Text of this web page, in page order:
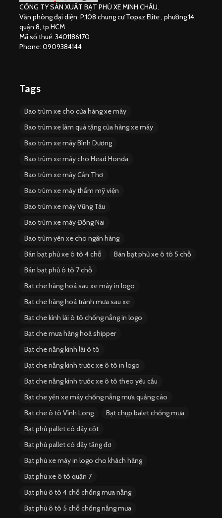
CÔNG TY SẢN XUẤT BẠT PHỦ XE MINH CHÂU.
Văn phòng đại diện: P.108 chung cư Topaz Elite , phường 14,
quận 8, tp.HCM
Mã số thuế: 3401186170
Phone: 0909384144
Tags
Bao trùm xe cho cửa hàng xe máy
Bao trùm xe làm quà tặng của hàng xe máy
Bao trùm xe máy Bình Dương
Bao trùm xe máy cho Head Honda
Bao trùm xe máy Cần Thơ
Bao trùm xe máy thẩm mỹ viện
Bao trùm xe máy Vũng Tàu
Bao trùm xe máy Đồng Nai
Bao trùm yên xe cho ngân hàng
Bán bạt phủ xe ô tô 4 chỗ
Bán bạt phủ xe ô tô 5 chỗ
Bán bạt phủ ô tô 7 chỗ
Bạt che hàng hoá sau xe máy in logo
Bạt che hàng hoá tránh mưa sau xe
Bạt che kính lái ô tô chống nắng in logo
Bạt che mưa hàng hoá shipper
Bạt che nắng kính lái ô tô
Bạt che nắng kính trước xe ô tô in logo
Bạt che nắng kính trước xe ô tô theo yêu cầu
Bạt che yên xe máy chống nắng mưa quảng cáo
Bạt che ô tô Vĩnh Long
Bạt chụp balet chống mưa
Bạt phủ pallet có dây cột
Bạt phủ pallet có dây tăng đơ
Bạt phủ xe máy in logo cho khách hàng
Bạt phủ xe ô tô quận 7
Bạt phủ ô tô 4 chỗ chống mưa nắng
Bạt phủ ô tô 5 chỗ chống nắng mưa